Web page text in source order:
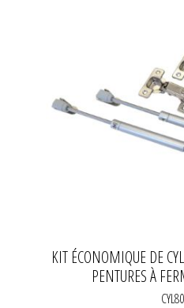
KIT ÉCONOMIQUE DE
PENTURES À